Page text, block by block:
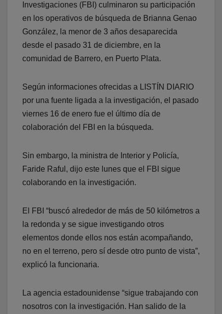
Investigaciones (FBI) culminaron su participación
en los operativos de búsqueda de Brianna Genao
González, la menor de 3 años desaparecida
desde el pasado 31 de diciembre, en la
comunidad de Barrero, en Puerto Plata.
Según informaciones ofrecidas a LISTÍN DIARIO
por una fuente ligada a la investigación, el pasado
viernes 16 de enero fue el último día de
colaboración del FBI en la búsqueda.
Sin embargo, la ministra de Interior y Policía,
Faride Raful, dijo este lunes que el FBI sigue
colaborando en la investigación.
El FBI “buscó alrededor de más de 50 kilómetros a
la redonda y se sigue investigando otros
elementos donde ellos nos están acompañando,
no en el terreno, pero sí desde otro punto de vista”,
explicó la funcionaria.
La agencia estadounidense “sigue trabajando con
nosotros con la investigación. Han salido de la